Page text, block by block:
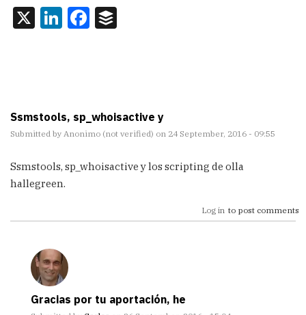
X LinkedIn
Facebook
Ssmstools, sp_whoisactive y
Submitted by Anonimo (not verified) on 24 September, 2016 - 09:55
Ssmstools, sp_whoisactive y los scripting de olla
hallegreen.
Log in to post comments
Gracias por tu aportación, he